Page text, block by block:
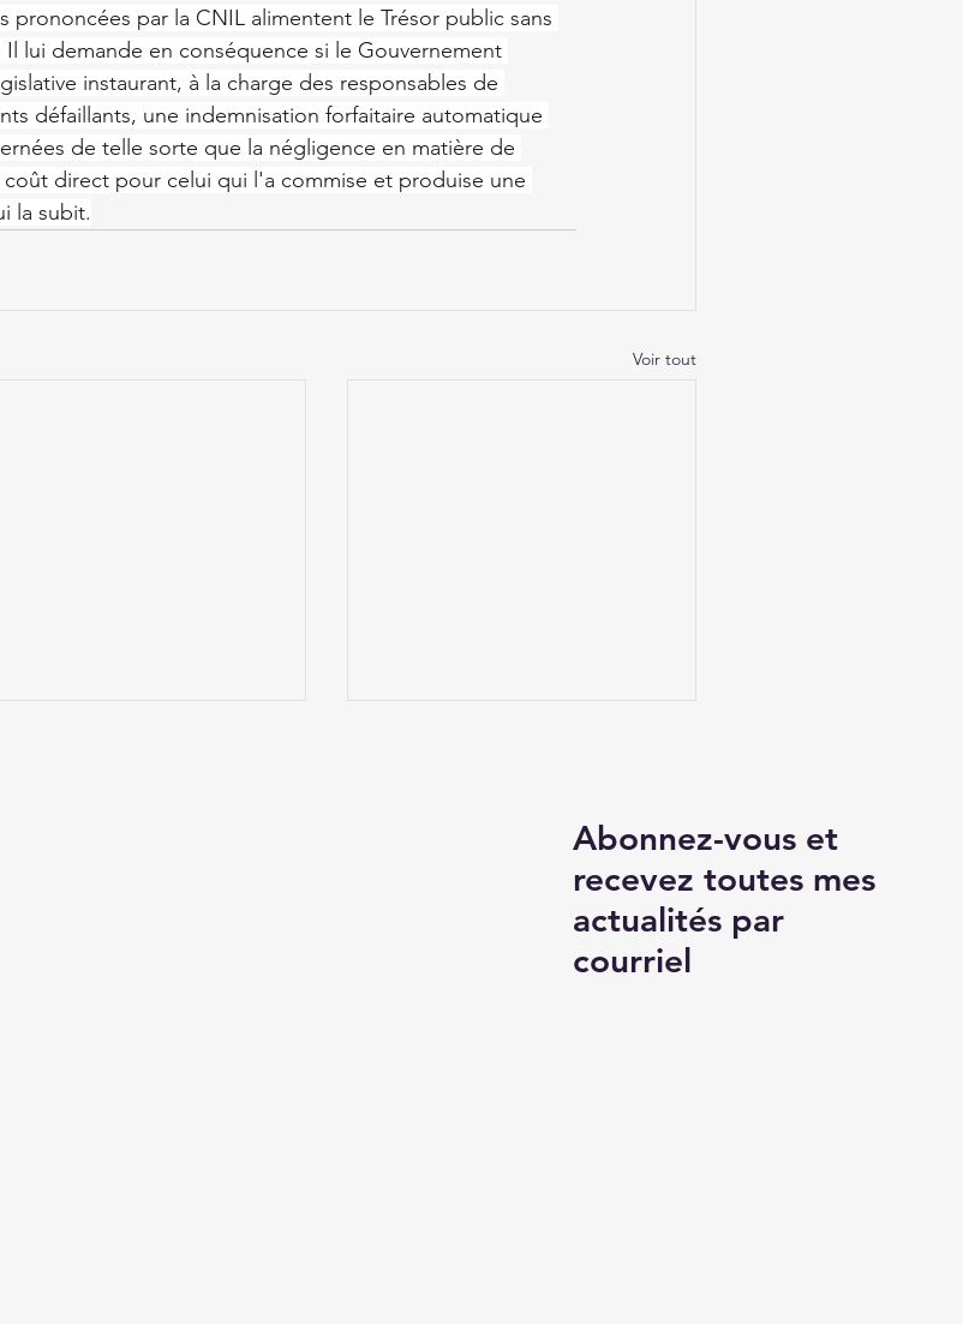
prononcées par la CNIL alimentent le Trésor public sans
lui demande en conséquence si le Gouvernement
instaurant, à la charge des responsables de
défaillants, une indemnisation forfaitaire automatique
de telle sorte que la négligence en matière de
direct pour celui qui l'a commise et produise une
la subit.
Voir tout
harcèlement scolaire et
Abonnez-vous et
recevez toutes mes
actualités par
courriel